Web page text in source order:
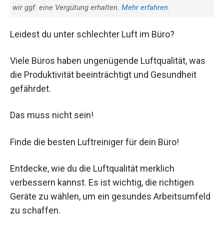
wir ggf. eine Vergütung erhalten. Mehr erfahren.
Leidest du unter schlechter Luft im Büro?
Viele Büros haben ungenügende Luftqualität, was
die Produktivität beeinträchtigt und Gesundheit
gefährdet.
Das muss nicht sein!
Finde die besten Luftreiniger für dein Büro!
Entdecke, wie du die Luftqualität merklich
verbessern kannst. Es ist wichtig, die richtigen
Geräte zu wählen, um ein gesundes Arbeitsumfeld
zu schaffen.